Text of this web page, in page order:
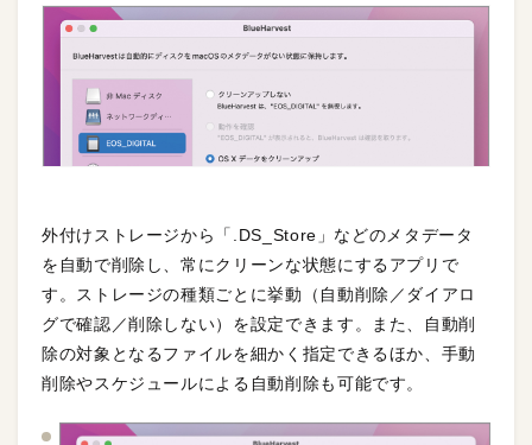
外付けストレージから「.DS_Store」などのメタデータ
を自動で削除し、常にクリーンな状態にするアプリで
す。ストレージの種類ごとに挙動（自動削除／ダイアロ
グで確認／削除しない）を設定できます。また、自動削
除の対象となるファイルを細かく指定できるほか、手動
削除やスケジュールによる自動削除も可能です。